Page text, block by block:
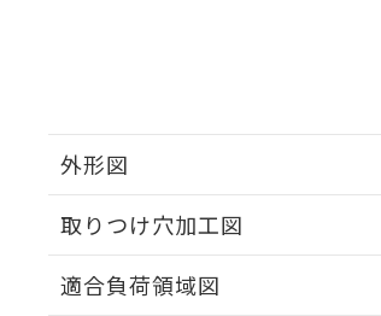
外形図
取りつけ穴加工図
適合負荷領域図